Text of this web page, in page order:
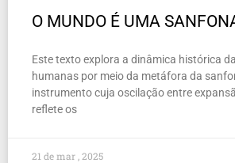
O MUNDO É UMA
Este texto explora a dinâmica histórica
humanas por meio da metáfora da
instrumento cuja oscilação entre
reflete os
21 de mar , 2025